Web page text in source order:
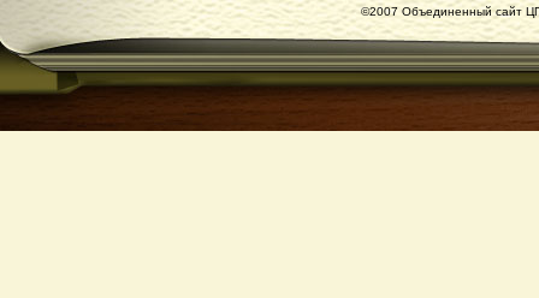
©2007 Объединенный сайт